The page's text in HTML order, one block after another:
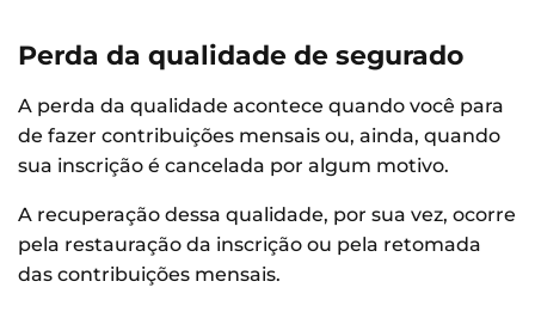
Perda da qualidade de segurado
A perda da qualidade acontece quando você para
de fazer contribuições mensais ou, ainda, quando
sua inscrição é cancelada por algum motivo.
A recuperação dessa qualidade, por sua vez, ocorre
pela restauração da inscrição ou pela retomada
das contribuições mensais.